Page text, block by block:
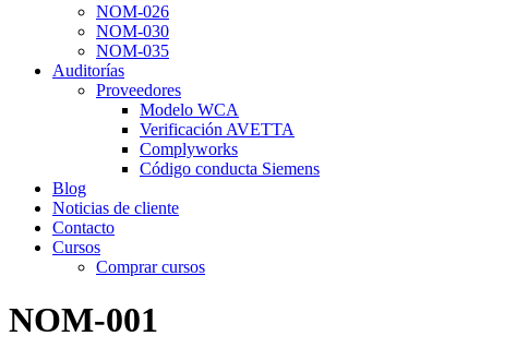
NOM-026
NOM-030
NOM-035
Auditorías
Proveedores
Modelo WCA
Verificación AVETTA
Complyworks
Código conducta Siemens
Blog
Noticias de cliente
Contacto
Cursos
Comprar cursos
NOM-001